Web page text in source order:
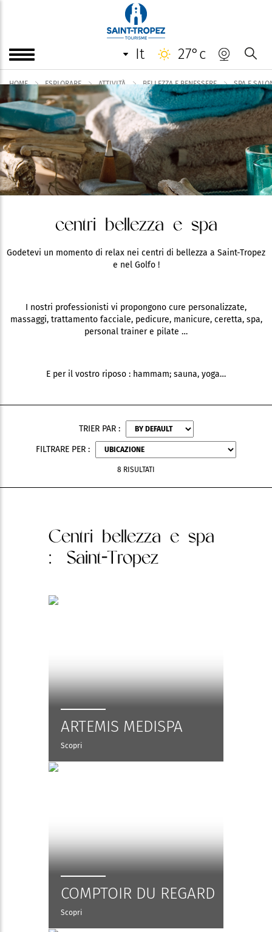
it 27°c
HOME ESPLORARE ATTIVITÀ BELLEZZA E BENESSERE SPA E
centri bellezza e spa
Godetevi un momento di relax nei centri di bellezza a Saint-Tropez
e nel Golfo !
I nostri professionisti vi propongono cure personalizzate,
massaggi, trattamento facciale, pedicure, manicure, ceretta, spa,
personal trainer e pilate …
E per il vostro riposo : hammam; sauna, yoga…
TRIER PAR :
FILTRARE PER :
8 RISULTATI
Centri bellezza e spa
: Saint-Tropez
ARTEMIS MEDISPA
Scopri
COMPTOIR DU REGARD
Scopri